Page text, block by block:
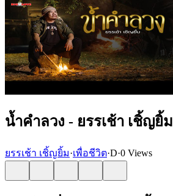
น้ำคำลวง - ยรรเช้า เชิ้ญยิ้ม
ยรรเช้า เชิ้ญยิ้ม·เพื่อชีวิต·D·0 Views